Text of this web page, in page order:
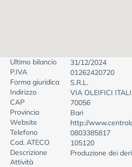
Ultimo bilancio
31/12/2024
P.IVA
01262420720
Forma giuridica
S.R.L.
Indirizzo
VIA OLEIFICI
CAP
70056
Provincia
Bari
Website
http://
Telefono
0803385817
Cod. ATECO
105120
Descrizione
Attività
Produzione dei